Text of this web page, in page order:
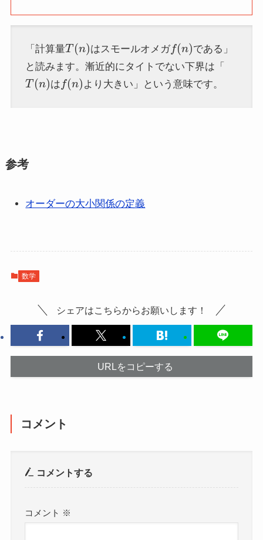
「計算量
T(n )
はスモールオメガ
f (n
である」
と読みます。漸近的にタイトでない下界は「
T(n )
は
(n
より大きい」という意味です。
参考
オーダーの大小関係の定義
数学
シェアはこちらからお願いします！
URLをコピーする
コメント
コメントする
コメント ※